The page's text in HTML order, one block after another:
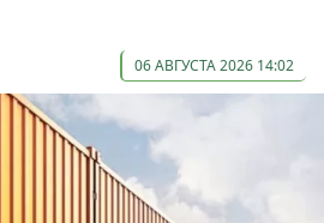
06 АВГУСТА 2026 14:02